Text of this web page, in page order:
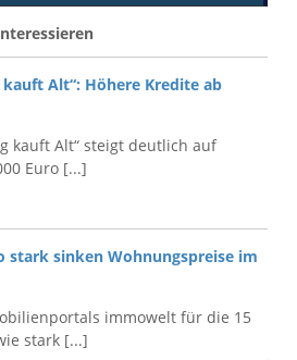
kauft Alt“: Höhere Kredite ab
kauft Alt“ steigt deutlich auf
Euro [...]
stark sinken Wohnungspreise im
immowelt für die 15
stark [...]